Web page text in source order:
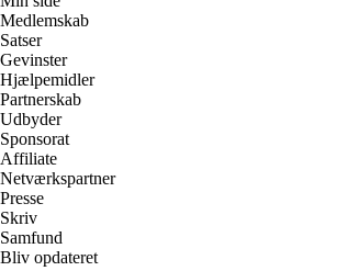
Medlemskab
Satser
Gevinster
Hjælpemidler
Partnerskab
Udbyder
Sponsorat
Affiliate
Netværkspartner
Presse
Skriv
Samfund
Bliv opdateret